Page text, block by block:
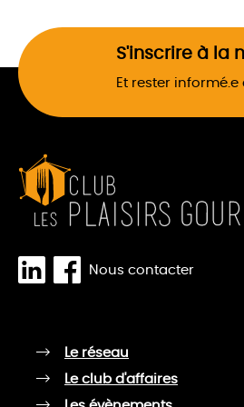
S'inscrire à la
Et rester
Nous contacter
Le réseau
Le club d'affaires